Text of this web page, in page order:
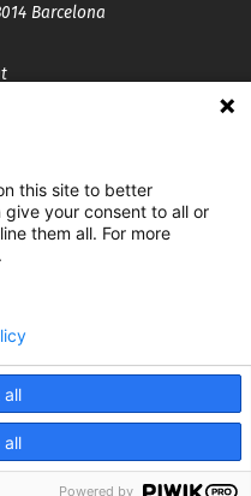
Barcelona
per
this site to better
give your consent to all or
them all. For more
all
all
Powered by